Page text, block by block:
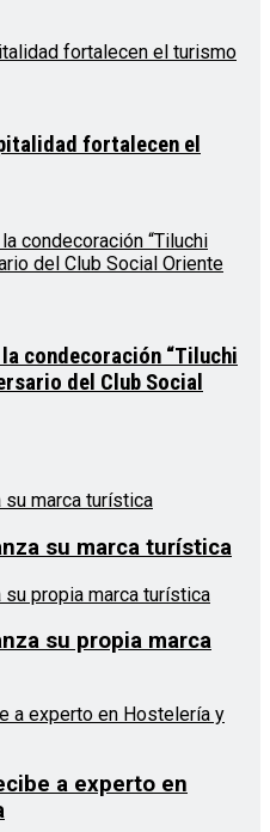
fortalecen el
condecoración “Tiluchi
del Club Social
su marca turística
su propia marca
a experto en